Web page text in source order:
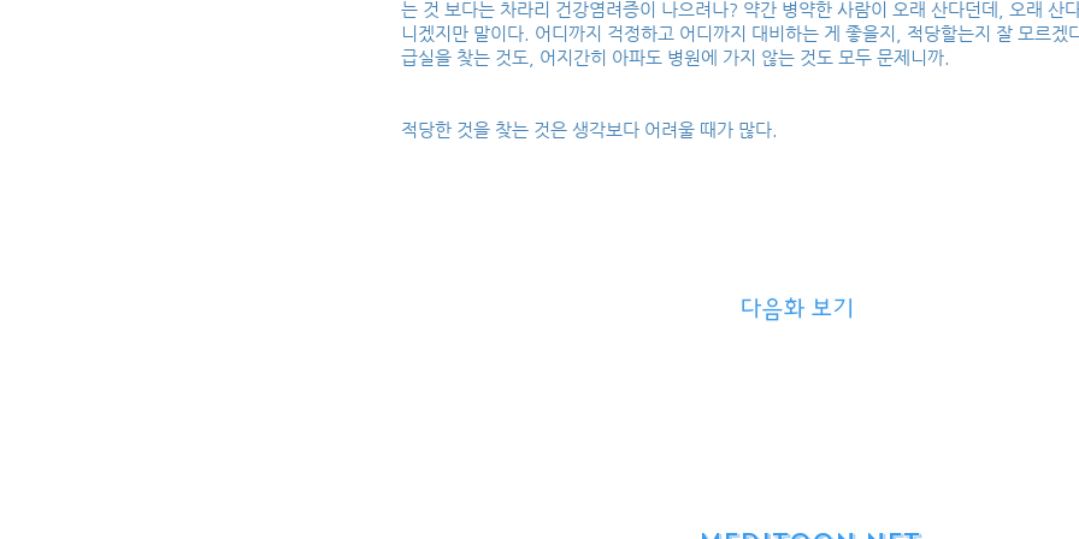
는 것 보다는 차라리 건강염려증이 나으려나? 약간 병약한 사람이 오래 산다던데, 오래 산
니겠지만 말이다. 어디까지 걱정하고 어디까지 대비하는 게 좋을지, 적당할는지 잘 모르겠
급실을 찾는 것도, 어지간히 아파도 병원에 가지 않는 것도 모두 문제니까.
적당한 것을 찾는 것은 생각보다 어려울 때가 많다.
다음화 보기